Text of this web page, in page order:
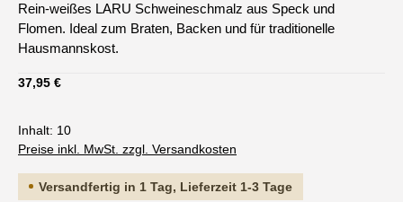
Rein-weißes LARU Schweineschmalz aus Speck und
Flomen. Ideal zum Braten, Backen und für traditionelle
Hausmannskost.
Regulärer Preis:
37,95 €
Inhalt: 10
Preise inkl. MwSt. zzgl. Versandkosten
Versandfertig in 1 Tag, Lieferzeit 1-3 Tage